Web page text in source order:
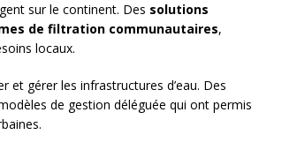
sur le continent. Des solutions
de filtration communautaires,
locaux.
et gérer les infrastructures d’eau. Des
de gestion déléguée qui ont permis